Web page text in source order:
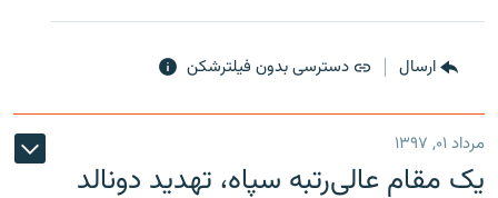
ارسال دسترسی بدون فیلترشکن
مرداد ۰۱, ۱۳۹۷
یک مقام عالی‌رتبه سپاه، تهدید دونالد